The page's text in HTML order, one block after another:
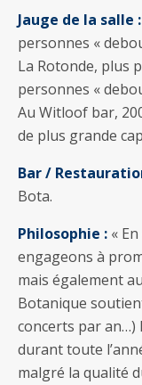
Jauge de la salle :
personnes «
La Rotonde, plus
personnes «
Au Witloof bar,
de plus grande
Bar /
Bota.
Philosophie : «
engageons à
mais également
Botanique
concerts par an…)
durant toute
malgré la qualité